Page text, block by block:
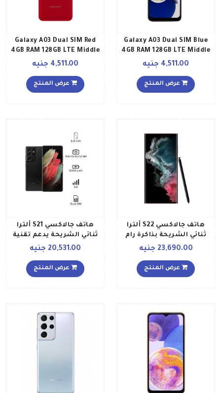
Galaxy A03 Dual SIM Blue
4GB RAM 128GB LTE Middle
East Version
4,511.00 جنيه
عرض المنتج
Galaxy A03 Dual SIM Red
4GB RAM 128GB LTE Middle
East Version
4,511.00 جنيه
عرض المنتج
هاتف جالاكسي S22 ألترا
ثنائي الشريحة بذاكرة رام
سعة 12 جيجابايت وذاكرة
يدعم تقنية 5G بلون بورغندي
23,690.00 جنيه
عرض المنتج
هاتف جالاكسي S21 ألترا
ثنائي الشريحة يدعم تقنية
5G بذاكرة رام 12 جيجابايت
بلون أسود فانتوم نسخة
الشرق الأوسط
20,531.00 جنيه
عرض المنتج